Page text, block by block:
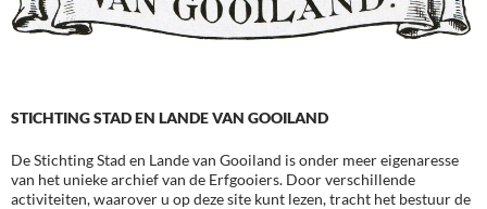
STICHTING STAD EN LANDE VAN GOOILAND
De Stichting Stad en Lande van Gooiland is onder meer eigenaresse
van het unieke archief van de Erfgooiers. Door verschillende
activiteiten, waarover u op deze site kunt lezen, tracht het bestuur de